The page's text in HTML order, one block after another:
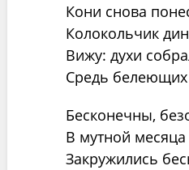
Кони снова
Колокольчик
Вижу: духи
Средь
Бесконечны,
В мутной месяца
Закружились